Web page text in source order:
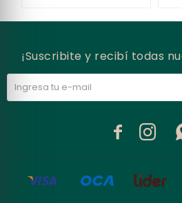
¡Suscribite y recibí todas
 